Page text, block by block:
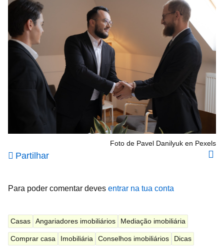
Foto de Pavel Danilyuk en Pexels
Partilhar
Para poder comentar deves entrar na tua conta
Casas Angariadores imobiliários Mediação imobiliária
Comprar casa Imobiliária Conselhos imobiliários Dicas